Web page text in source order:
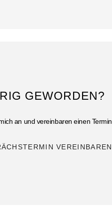
GEWORDEN?
an und vereinbaren einen Termin
VEREINBAREN